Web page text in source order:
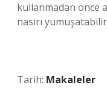
kullanmadan önce
nasırı
Tarih: Makaleler